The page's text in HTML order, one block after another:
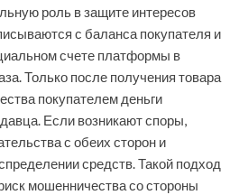
роль в защите интересов
с баланса покупателя и
счете платформы в
Только после получения товара
покупателем деньги
Если возникают споры,
с обеих сторон и
средств. Такой подход
мошенничества со стороны